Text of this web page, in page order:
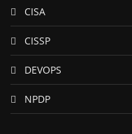
CISA
CISSP
DEVOPS
NPDP